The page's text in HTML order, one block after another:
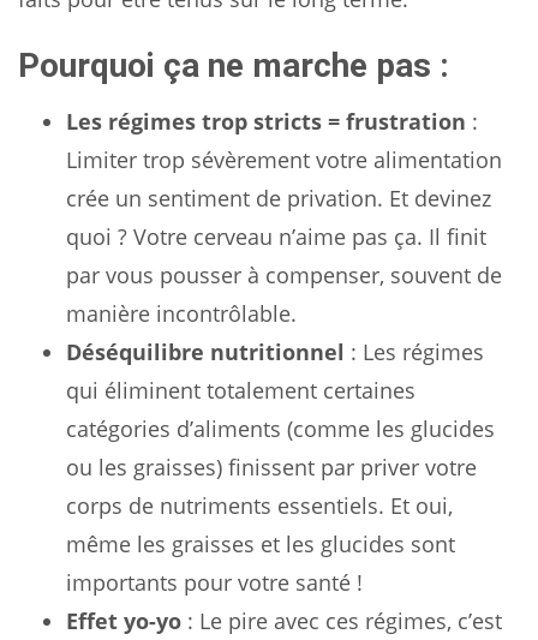
Pourquoi ça ne marche pas :
Les régimes trop stricts = frustration :
Limiter trop sévèrement votre alimentation
crée un sentiment de privation. Et devinez
quoi ? Votre cerveau n’aime pas ça. Il finit
par vous pousser à compenser, souvent de
manière incontrôlable.
Déséquilibre nutritionnel : Les régimes
qui éliminent totalement certaines
catégories d’aliments (comme les glucides
ou les graisses) finissent par priver votre
corps de nutriments essentiels. Et oui,
même les graisses et les glucides sont
importants pour votre santé !
Effet yo-yo : Le pire avec ces régimes, c’est